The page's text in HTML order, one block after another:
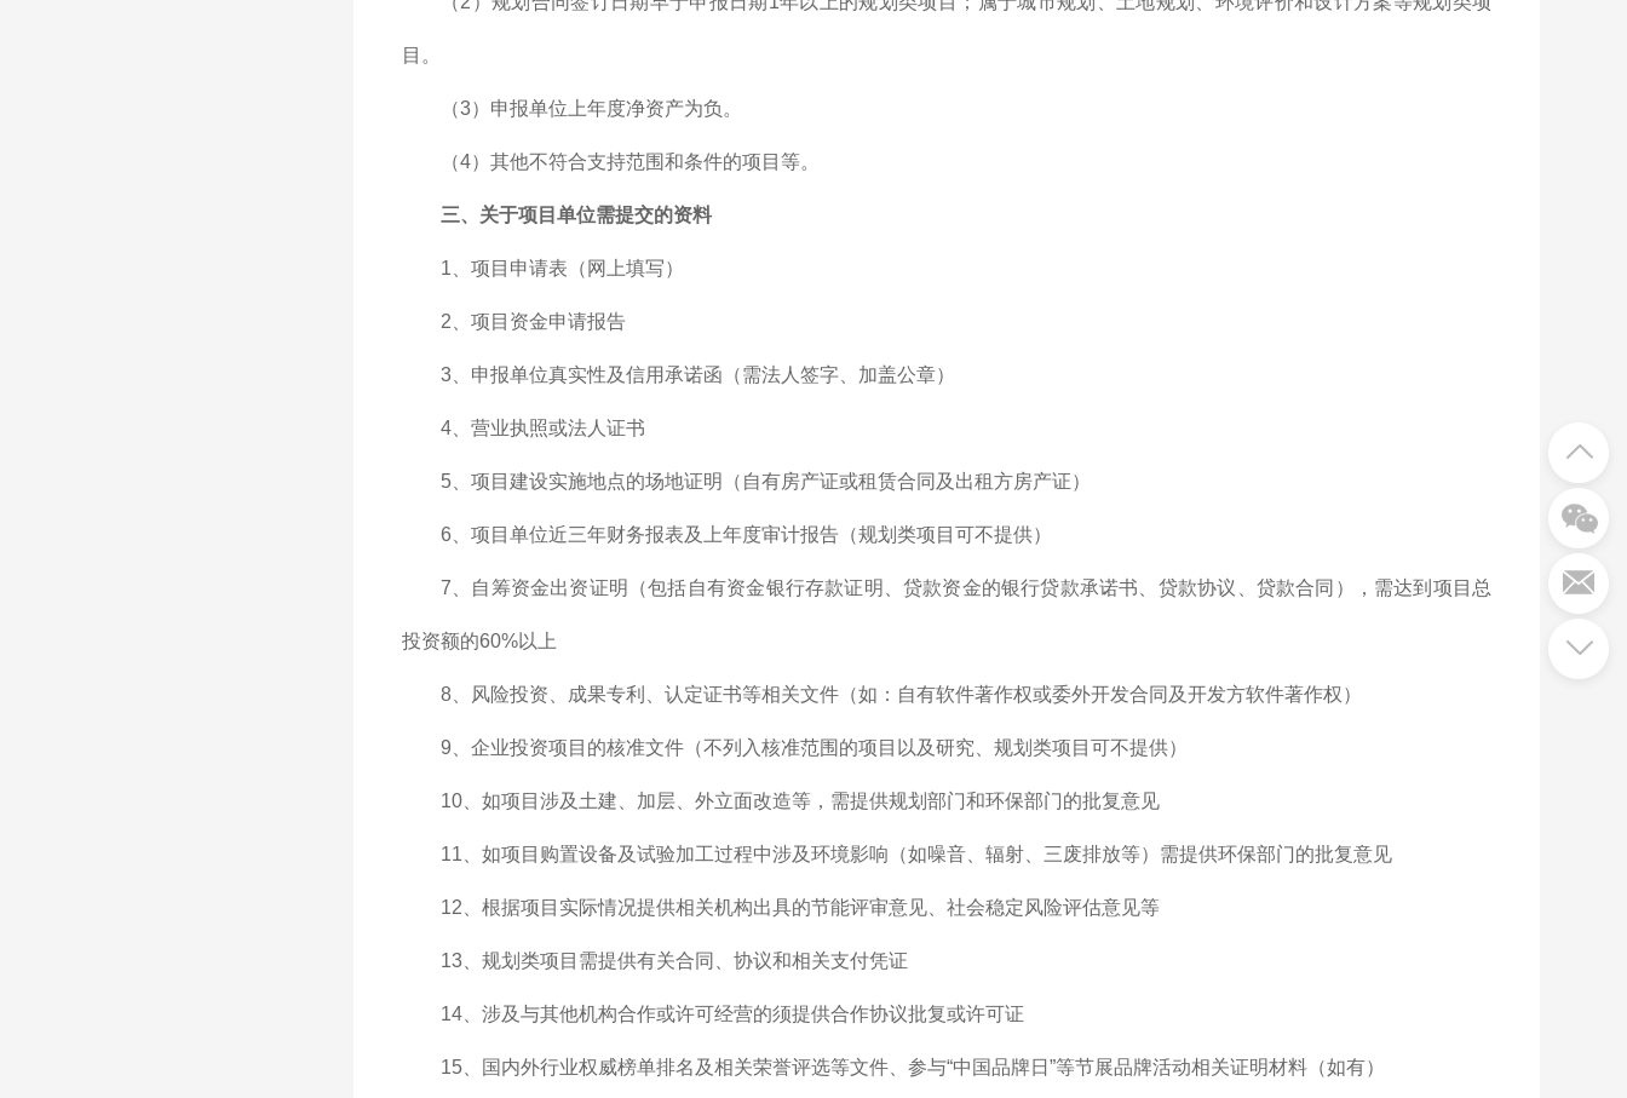
目。
（3）申报单位上年度净资产为负。
（4）其他不符合支持范围和条件的项目等。
三、关于项目单位需提交的资料
1、项目申请表（网上填写）
2、项目资金申请报告
3、申报单位真实性及信用承诺函（需法人签字、加盖公章）
4、营业执照或法人证书
5、项目建设实施地点的场地证明（自有房产证或租赁合同及出租方房产证）
6、项目单位近三年财务报表及上年度审计报告（规划类项目可不提供）
7、自筹资金出资证明（包括自有资金银行存款证明、贷款资金的银行贷款承诺书、贷款协议、贷款合同），需达到项目总
投资额的60%以上
8、风险投资、成果专利、认定证书等相关文件（如：自有软件著作权或委外开发合同及开发方软件著作权）
9、企业投资项目的核准文件（不列入核准范围的项目以及研究、规划类项目可不提供）
10、如项目涉及土建、加层、外立面改造等，需提供规划部门和环保部门的批复意见
11、如项目购置设备及试验加工过程中涉及环境影响（如噪音、辐射、三废排放等）需提供环保部门的批复意见
12、根据项目实际情况提供相关机构出具的节能评审意见、社会稳定风险评估意见等
13、规划类项目需提供有关合同、协议和相关支付凭证
14、涉及与其他机构合作或许可经营的须提供合作协议批复或许可证
15、国内外行业权威榜单排名及相关荣誉评选等文件、参与“中国品牌日”等节展品牌活动相关证明材料（如有）